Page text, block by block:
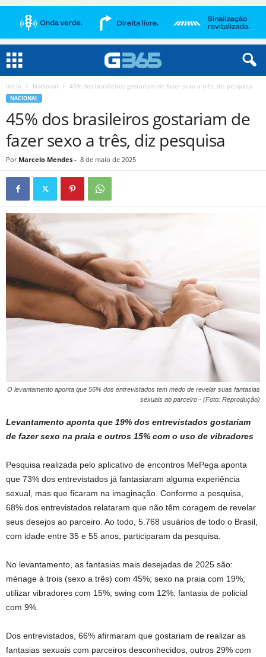
Início Nacional 45% dos brasileiros gostariam de fazer sexo a três, diz pesquisa
NACIONAL
45% dos brasileiros gostariam de
fazer sexo a três, diz pesquisa
Por Marcelo Mendes - 8 de maio de 2025
O levantamento aponta que 56% dos entrevistados tem medo de revelar suas fantasias
sexuais ao parceiro - (Foto: Reprodução)
Levantamento aponta que 19% dos entrevistados gostariam
de fazer sexo na praia e outros 15% com o uso de vibradores
Pesquisa realizada pelo aplicativo de encontros MePega aponta
que 73% dos entrevistados já fantasiaram alguma experiência
sexual, mas que ficaram na imaginação. Conforme a pesquisa,
68% dos entrevistados relataram que não têm coragem de revelar
seus desejos ao parceiro. Ao todo, 5.768 usuários de todo o Brasil,
com idade entre 35 e 55 anos, participaram da pesquisa.
No levantamento, as fantasias mais desejadas de 2025 são:
ménage à trois (sexo a três) com 45%; sexo na praia com 19%;
utilizar vibradores com 15%; swing com 12%; fantasia de policial
com 9%.
Dos entrevistados, 66% afirmaram que gostariam de realizar as
fantasias sexuais com parceiros desconhecidos, outros 29% com